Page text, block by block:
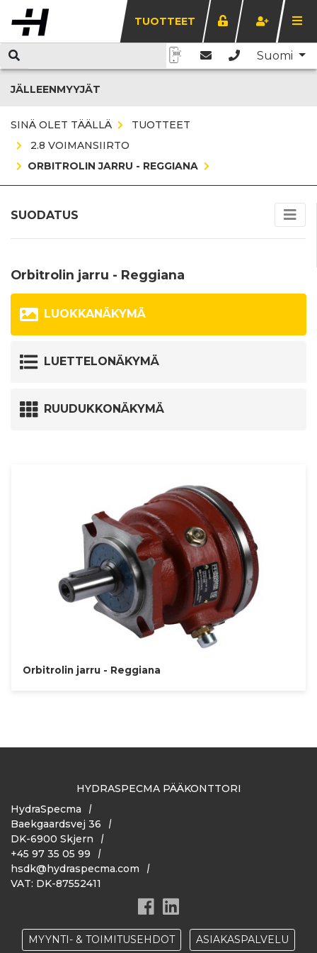
TUOTTEET
Suomi
JÄLLEENMYYJÄT
SINÄ OLET TÄÄLLÄ
TUOTTEET
2.8 VOIMANSIIRTO
ORBITROLIN JARRU - REGGIANA
SUODATUS
Orbitrolin jarru - Reggiana
LUOKKANÄKYMÄ
LUETTELONÄKYMÄ
RUUDUKKONÄKYMÄ
Orbitrolin jarru - Reggiana
HYDRASPECMA PÄÄKONTTORI
HydraSpecma
Baekgaardsvej 36
DK-6900 Skjern
+45 97 35 05 99
hsdk@hydraspecma.com
VAT: DK-87552411
MYYNTI- & TOIMITUSEHDOT ASIAKASPALVELU